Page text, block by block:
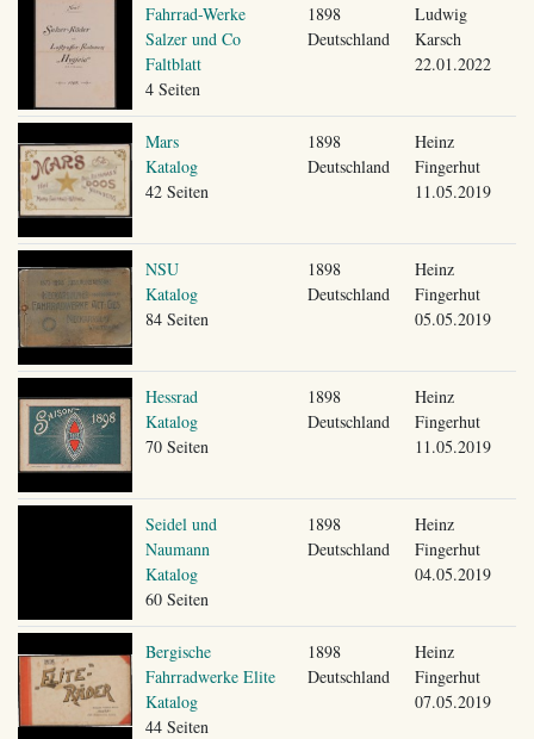
Fahrrad-Werke
Salzer und Co
Faltblatt
4 Seiten
1898
Deutschland
Ludwig
Karsch
22.01.2022
Mars
Katalog
42 Seiten
1898
Deutschland
Heinz
Fingerhut
11.05.2019
NSU
Katalog
84 Seiten
1898
Deutschland
Heinz
Fingerhut
05.05.2019
Hessrad
Katalog
70 Seiten
1898
Deutschland
Heinz
Fingerhut
11.05.2019
Seidel und
Naumann
Katalog
60 Seiten
1898
Deutschland
Heinz
Fingerhut
04.05.2019
Bergische
Fahrradwerke Elite
Katalog
44 Seiten
1898
Deutschland
Heinz
Fingerhut
07.05.2019